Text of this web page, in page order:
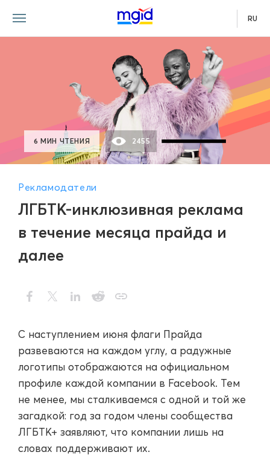
RU
ЛГБТК-инклюзивная реклама
в течение месяца прайда и
далее
Рекламодатели
6 МИН ЧТЕНИЯ 2455
С наступлением июня флаги Прайда
развеваются на каждом углу, а радужные
логотипы отображаются на официальном
профиле каждой компании в Facebook. Тем
не менее, мы сталкиваемся с одной и той же
загадкой: год за годом члены сообщества
ЛГБТК+ заявляют, что компании лишь на
словах поддерживают их.